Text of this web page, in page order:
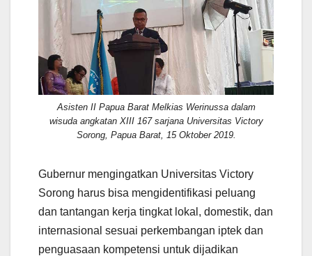
Asisten II Papua Barat Melkias Werinussa dalam
wisuda angkatan XIII 167 sarjana Universitas Victory
Sorong, Papua Barat, 15 Oktober 2019.
Gubernur mengingatkan Universitas Victory
Sorong harus bisa mengidentifikasi peluang
dan tantangan kerja tingkat lokal, domestik, dan
internasional sesuai perkembangan iptek dan
penguasaan kompetensi untuk dijadikan